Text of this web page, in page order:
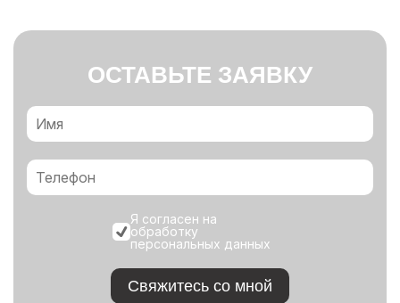
ОСТАВЬТЕ ЗАЯВКУ
Я согласен на
обработку
персональных данных
Свяжитесь со мной